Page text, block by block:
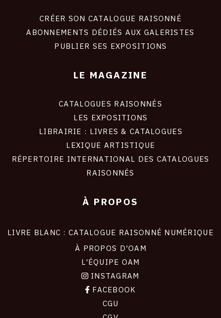
CRÉER SON CATALOGUE RAISONNÉ
ABONNEMENTS DÉDIÉS AUX GALERISTES
PUBLIER SES EXPOSITIONS
LE MAGAZINE
CATALOGUES RAISONNÉS
LES EXPOSITIONS
LIBRAIRIE : LIVRES & CATALOGUES
LEXIQUE ARTISTIQUE
RÉPERTOIRE INTERNATIONAL DES CATALOGUES
RAISONNÉS
À PROPOS
LIVRE BLANC : CATALOGUE RAISONNÉ NUMÉRIQUE
À PROPOS D'OAM
L'ÉQUIPE OAM
INSTAGRAM
FACEBOOK
CGU